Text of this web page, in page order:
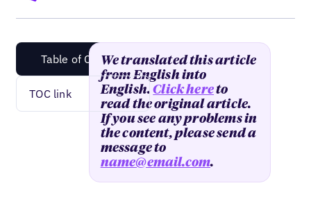
Table of Content
TOC link
We translated this article
from English into
English.Click hereto
read the original article.
If you see any problems in
the content, please send a
message to
name@email.com.